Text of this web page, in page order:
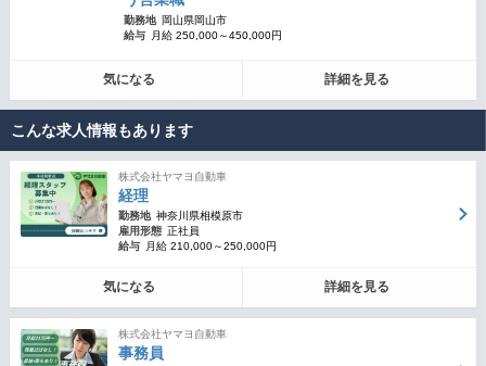
勤務地 岡山県岡山市
給与
月給 250,000～450,000円
気になる 詳細を見る
こんな求人情報もあります
株式会社ヤマヨ自動車
経理
勤務地 神奈川県相模原市
雇用形態 正社員
給与
月給 210,000～250,000円
気になる 詳細を見る
株式会社ヤマヨ自動車
事務員